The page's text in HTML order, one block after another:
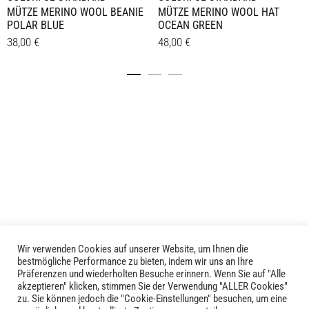
MÜTZE MERINO WOOL BEANIE
POLAR BLUE
38,00 €
MÜTZE MERINO WOOL HAT
OCEAN GREEN
48,00 €
LIVID © 2024
Kontakt
Wir verwenden Cookies auf unserer Website, um Ihnen die
bestmögliche Performance zu bieten, indem wir uns an Ihre
Präferenzen und wiederholten Besuche erinnern. Wenn Sie auf "Alle
akzeptieren" klicken, stimmen Sie der Verwendung "ALLER Cookies"
zu. Sie können jedoch die "Cookie-Einstellungen" besuchen, um eine